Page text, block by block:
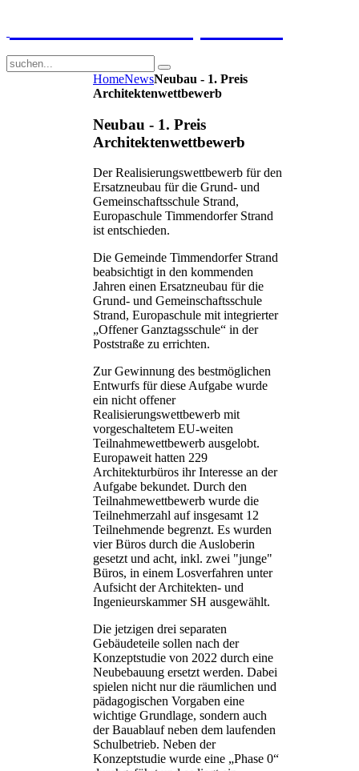
HomeNewsNeubau - 1. Preis
Architektenwettbewerb
Neubau - 1. Preis
Architektenwettbewerb
Der Realisierungswettbewerb für den
Ersatzneubau für die Grund- und
Gemeinschaftsschule Strand,
Europaschule Timmendorfer Strand
ist entschieden.
Die Gemeinde Timmendorfer Strand
beabsichtigt in den kommenden
Jahren einen Ersatzneubau für die
Grund- und Gemeinschaftsschule
Strand, Europaschule mit integrierter
„Offener Ganztagsschule“ in der
Poststraße zu errichten.
Zur Gewinnung des bestmöglichen
Entwurfs für diese Aufgabe wurde
ein nicht offener
Realisierungswettbewerb mit
vorgeschaltetem EU-weiten
Teilnahmewettbewerb ausgelobt.
Europaweit hatten 229
Architekturbüros ihr Interesse an der
Aufgabe bekundet. Durch den
Teilnahmewettbewerb wurde die
Teilnehmerzahl auf insgesamt 12
Teilnehmende begrenzt. Es wurden
vier Büros durch die Ausloberin
gesetzt und acht, inkl. zwei "junge"
Büros, in einem Losverfahren unter
Aufsicht der Architekten- und
Ingenieurskammer SH ausgewählt.
Die jetzigen drei separaten
Gebäudeteile sollen nach der
Konzeptstudie von 2022 durch eine
Neubebauung ersetzt werden. Dabei
spielen nicht nur die räumlichen und
pädagogischen Vorgaben eine
wichtige Grundlage, sondern auch
der Bauablauf neben dem laufenden
Schulbetrieb. Neben der
Konzeptstudie wurde eine „Phase 0“